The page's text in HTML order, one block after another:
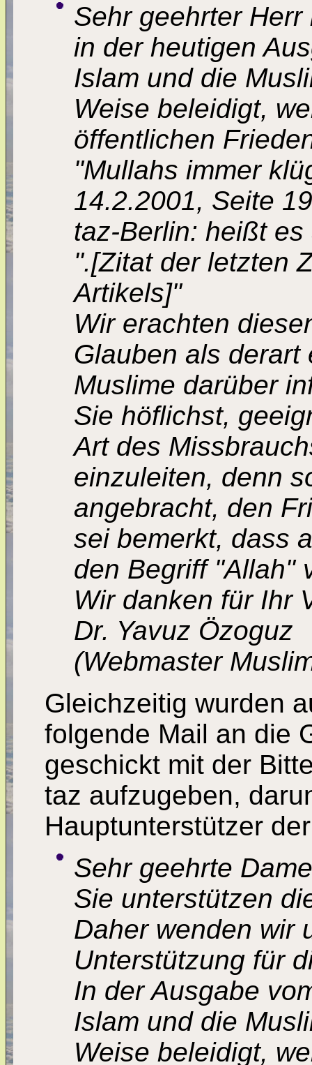
Sehr geehrter Herr
in der heutigen
Islam und die
Weise beleidigt,
öffentlichen
"Mullahs immer
14.2.2001, Seite
taz-Berlin: heißt es
".[Zitat der letzten
Artikels]"
Wir erachten
Glauben als derart
Muslime darüber
Sie höflichst,
Art des
einzuleiten, denn
angebracht, den
sei bemerkt, dass
den Begriff "Allah"
Wir danken für Ihr
Dr. Yavuz Özoguz
(Webmaster
Gleichzeitig wurden
folgende Mail an die
geschickt mit der
taz aufzugeben,
Hauptunterstützer
Sehr geehrte
Sie unterstützen
Daher wenden wir
Unterstützung für
In der Ausgabe
Islam und die
Weise beleidigt,